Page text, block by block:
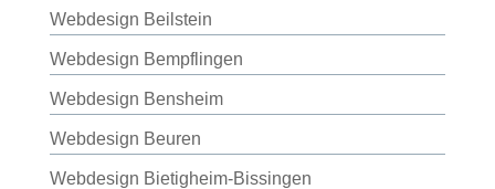
Webdesign Beilstein
Webdesign Bempflingen
Webdesign Bensheim
Webdesign Beuren
Webdesign Bietigheim-Bissingen